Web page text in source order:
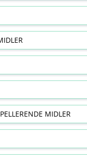
MIDLER